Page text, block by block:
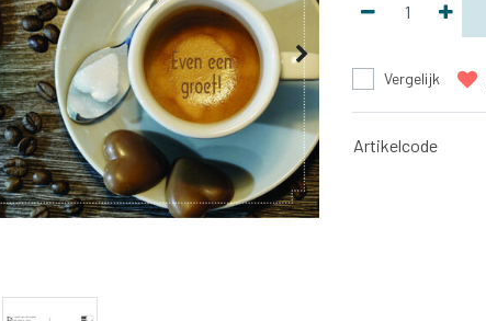
Vergelijk
Artikelcode